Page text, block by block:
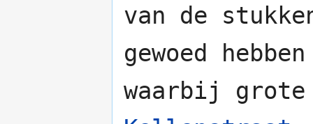
van de
gewoed
waarbij grote